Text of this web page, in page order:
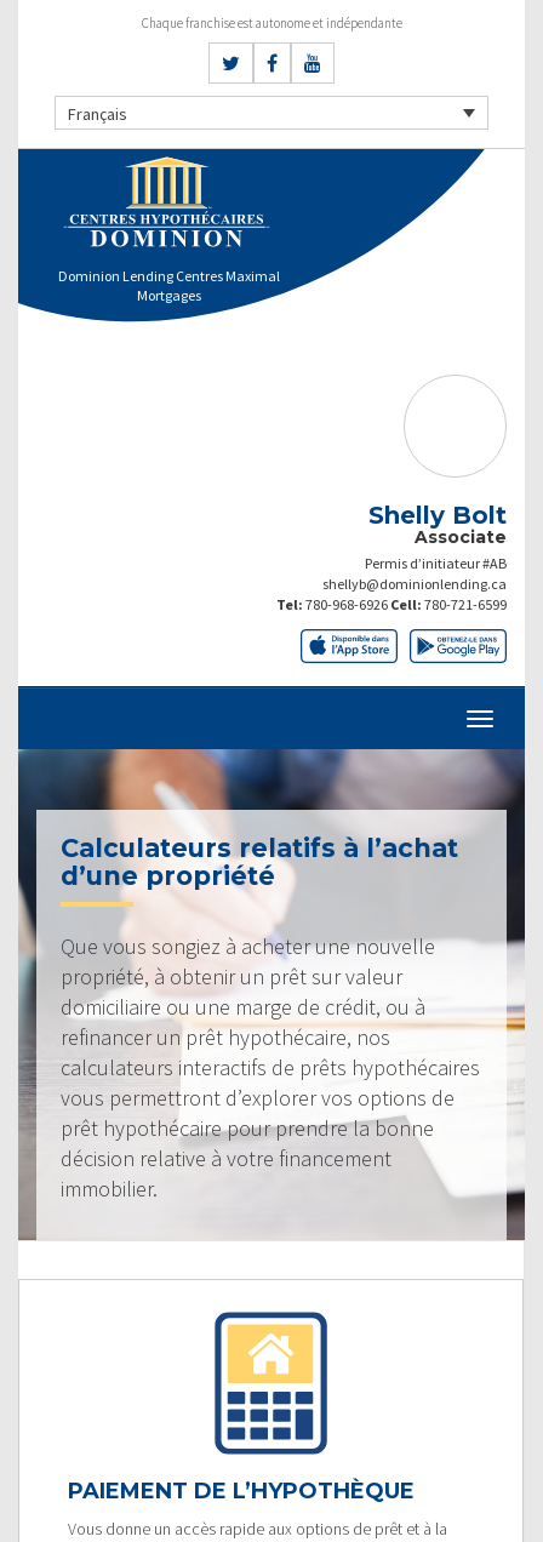
Chaque franchise est autonome et indépendante
Français
Dominion Lending Centres Maximal
Mortgages
Shelly Bolt
Associate
Permis d’initiateur #AB
shellyb@dominionlending.ca
Tel: 780-968-6926 Cell: 780-721-6599
Calculateurs relatifs à l’achat
d’une propriété
Que vous songiez à acheter une nouvelle
propriété, à obtenir un prêt sur valeur
domiciliaire ou une marge de crédit, ou à
refinancer un prêt hypothécaire, nos
calculateurs interactifs de prêts hypothécaires
vous permettront d’explorer vos options de
prêt hypothécaire pour prendre la bonne
décision relative à votre financement
immobilier.
PAIEMENT DE L’HYPOTHÈQUE
Vous donne un accès rapide aux options de prêt et à la